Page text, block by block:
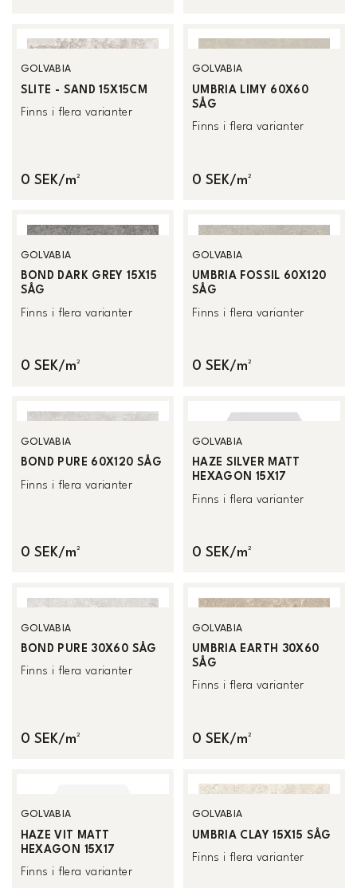
GOLVABIA
SLITE - SAND 15X15CM
Finns i flera varianter
0 SEK/m²
GOLVABIA
UMBRIA LIMY 60X60
SÅG
Finns i flera varianter
0 SEK/m²
GOLVABIA
BOND DARK GREY 15X15
SÅG
Finns i flera varianter
0 SEK/m²
GOLVABIA
UMBRIA FOSSIL 60X120
SÅG
Finns i flera varianter
0 SEK/m²
GOLVABIA
BOND PURE 60X120 SÅG
Finns i flera varianter
0 SEK/m²
GOLVABIA
HAZE SILVER MATT
HEXAGON 15X17
Finns i flera varianter
0 SEK/m²
GOLVABIA
BOND PURE 30X60 SÅG
Finns i flera varianter
0 SEK/m²
GOLVABIA
UMBRIA EARTH 30X60
SÅG
Finns i flera varianter
0 SEK/m²
GOLVABIA
HAZE VIT MATT
HEXAGON 15X17
Finns i flera varianter
GOLVABIA
UMBRIA CLAY 15X15 SÅG
Finns i flera varianter